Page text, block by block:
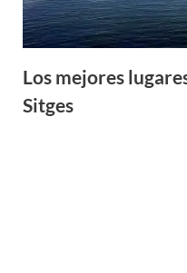
Los mejores
Sitges